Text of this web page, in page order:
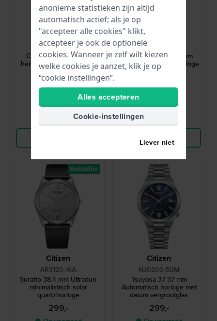
Festina
F20511/3
Classic 39 mm Stalen
herenhorloge met datum
89,-
● Op voorraad
Vergelijk
W-800H-1AVES
Vintage Edgy 36.8 mm
Zwart digitaal sporthorloge
39,90
● Op voorraad
Bekijk Product
Citizen
AR3120-16A
Suratto 38.4 mm Ultradun
minimalistisch solar
quartzhorloge
299,-
Bestseller
Citizen
NJ0200-50M
Tsuyosa 37 37 mm
Automatisch horloge met
datum vergrootglas
299,-
anonieme statistieken zijn altijd
automatisch actief; als je op
"accepteer alle cookies" klikt,
accepteer je ook de optionele
cookies. Wanneer je zelf wilt kiezen
welke cookies je aanzet, klik je op
“cookie instellingen”.
Alles accepteren
Cookie-instellingen
Liever niet